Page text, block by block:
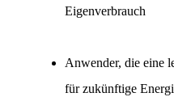
Eigenverbrauch
Anwender, die eine
für zukünftige